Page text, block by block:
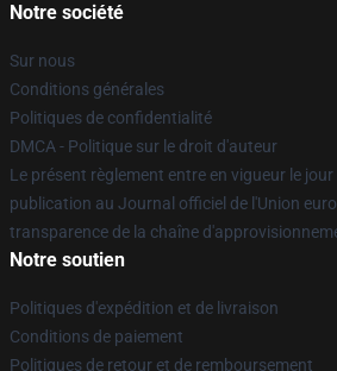
Notre société
Sur nous
Conditions générales
Politiques de confidentialité
DMCA - Politique sur le droit d'auteur
Le présent règlement entre en vigueur le
publication au Journal officiel de l'Union
transparence de la chaîne
Notre soutien
Politiques d'expédition et de livraison
Conditions de paiement
Politiques de retour et de remboursement